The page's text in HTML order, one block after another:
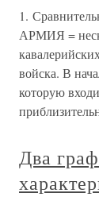
1.
АРМИЯ =
войска. В
которую
Два